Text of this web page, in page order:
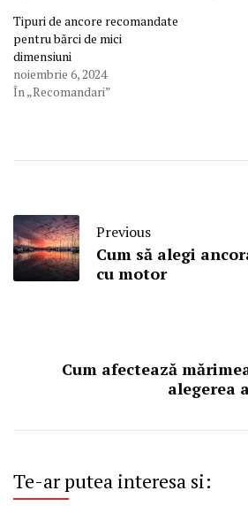
Tipuri de ancore recomandate
pentru bărci de mici
dimensiuni
noiembrie 6, 2024
În „Recomandari”
Previous
Cum să alegi
cu motor
Cum afectează
alegerea
Te-ar putea interesa si: